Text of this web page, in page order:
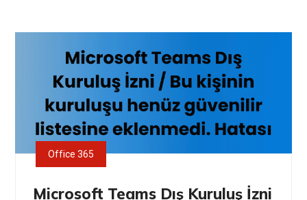
Office 365
Microsoft Teams Dış Kuruluş İzni